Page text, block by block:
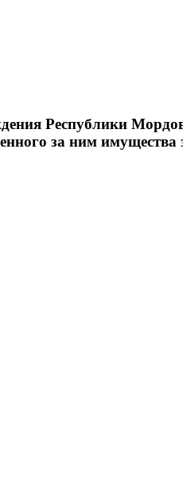
Республики
за ним имущества